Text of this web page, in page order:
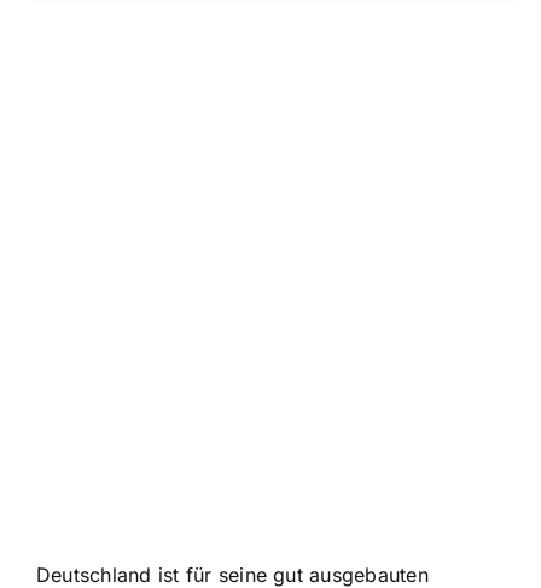
Deutschland ist für seine gut ausgebauten